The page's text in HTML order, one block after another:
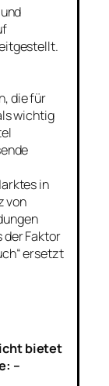
die für
wichtig
in
von
der Faktor
ersetzt
bietet
–